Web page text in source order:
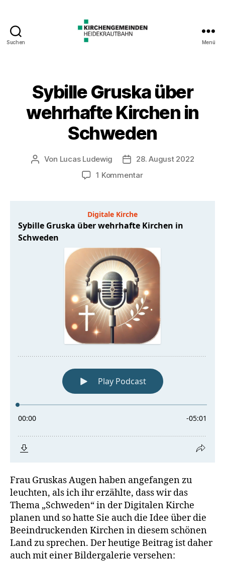
Suchen Menü
Sybille Gruska über
wehrhafte Kirchen in
Schweden
Beitragsautor
Von Lucas Ludewig Veröffentlichungsdatum
28. August 2022
1 Kommentarzu
Kirchen
Schweden
Frau Gruskas Augen haben angefangen zu
leuchten, als ich ihr erzählte, dass wir das
Thema „Schweden“ in der Digitalen Kirche
planen und so hatte Sie auch die Idee über die
Beeindruckenden Kirchen in diesem schönen
Land zu sprechen. Der heutige Beitrag ist daher
auch mit einer Bildergalerie versehen: